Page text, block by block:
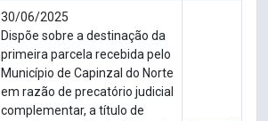
30/06/2025
Dispõe sobre a destinação da
primeira parcela recebida pelo
Município de Capinzal do Norte
em razão de precatório judicial
complementar, a título de